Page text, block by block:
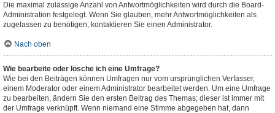
Die maximal zulässige Anzahl von Antwortmöglichkeiten wird durch die Board-
Administration festgelegt. Wenn Sie glauben, mehr Antwortmöglichkeiten als
zugelassen zu benötigen, kontaktieren Sie einen Administrator.
Nach oben
Wie bearbeite oder lösche ich eine Umfrage?
Wie bei den Beiträgen können Umfragen nur vom ursprünglichen Verfasser,
einem Moderator oder einem Administrator bearbeitet werden. Um eine Umfrage
zu bearbeiten, ändern Sie den ersten Beitrag des Themas; dieser ist immer mit
der Umfrage verknüpft. Wenn niemand eine Stimme abgegeben hat, dann